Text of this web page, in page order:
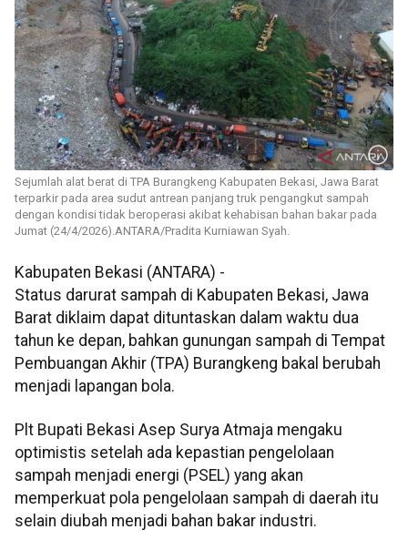
Sejumlah alat berat di TPA Burangkeng Kabupaten Bekasi, Jawa Barat
terparkir pada area sudut antrean panjang truk pengangkut sampah
dengan kondisi tidak beroperasi akibat kehabisan bahan bakar pada
Jumat (24/4/2026).ANTARA/Pradita Kurniawan Syah.
Kabupaten Bekasi (ANTARA) -
Status darurat sampah di Kabupaten Bekasi, Jawa
Barat diklaim dapat dituntaskan dalam waktu dua
tahun ke depan, bahkan gunungan sampah di Tempat
Pembuangan Akhir (TPA) Burangkeng bakal berubah
menjadi lapangan bola.
Plt Bupati Bekasi Asep Surya Atmaja mengaku
optimistis setelah ada kepastian pengelolaan
sampah menjadi energi (PSEL) yang akan
memperkuat pola pengelolaan sampah di daerah itu
selain diubah menjadi bahan bakar industri.